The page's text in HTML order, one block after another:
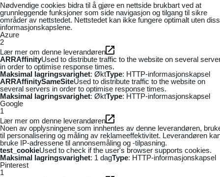
Nødvendige cookies bidra til å gjøre en nettside brukbart ved at
grunnleggende funksjoner som side navigasjon og tilgang til sikre
områder av nettstedet. Nettstedet kan ikke fungere optimalt uten
informasjonskapslene.
Azure
2
Lær mer om denne leverandøren
ARRAffinityUsed to distribute traffic to the website on several
in order to optimise response times.
Maksimal lagringsvarighet: ØktType: HTTP-informasjonskapsel
ARRAffinitySameSiteUsed to distribute traffic to the website on
several servers in order to optimise response times.
Maksimal lagringsvarighet: ØktType: HTTP-informasjonskapsel
Google
1
Lær mer om denne leverandøren
Noen av opplysningene som innhentes av denne leverandøren,
til personalisering og måling av reklameeffektivitet. Leverandøren
bruke IP-adressene til annonsemåling og -tilpasning.
test_cookieUsed to check if the user's browser supports cookies.
Maksimal lagringsvarighet: 1 dagType: HTTP-informasjonskapsel
Pinterest
1